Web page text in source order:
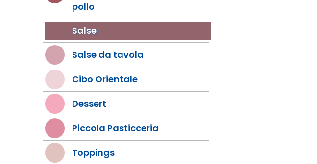
pollo
Salse
Salse da tavola
Cibo Orientale
Dessert
Piccola Pasticceria
Toppings